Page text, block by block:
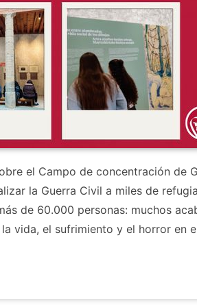
el Campo de concentración de
la Guerra Civil a miles de
de 60.000 personas: muchos
vida, el sufrimiento y el horror en